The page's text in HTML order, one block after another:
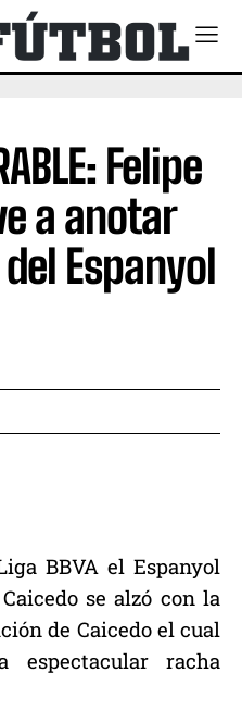
Felipe
a anotar
Espanyol
BBVA el Espanyol
se alzó con la
de Caicedo el cual
espectacular racha